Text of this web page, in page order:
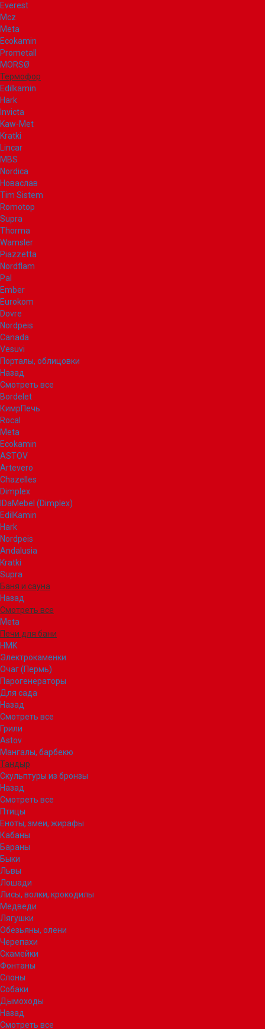
Everest
Mcz
Meta
Ecokamin
Prometall
MORSØ
Термофор
Edilkamin
Hark
Invicta
Kaw-Met
Kratki
Lincar
MBS
Nordica
Новаслав
Tim Sistem
Romotop
Supra
Thorma
Wamsler
Piazzetta
Nordflam
Pal
Ember
Eurokom
Dovre
Nordpeis
Canada
Vesuvi
Порталы, облицовки
Назад
Смотреть все
Bordelet
КимрПечь
Rocal
Meta
Ecokamin
ASTOV
Artevero
Chazelles
Dimplex
IDaMebel (Dimplex)
EdilKamin
Hark
Nordpeis
Andalusia
Kratki
Supra
Баня и сауна
Назад
Смотреть все
Meta
Печи для бани
НМК
Электрокаменки
Очаг (Пермь)
Парогенераторы
Для сада
Назад
Смотреть все
Грили
Astov
Мангалы, барбекю
Тандыр
Скульптуры из бронзы
Назад
Смотреть все
Птицы
Еноты, змеи, жирафы
Кабаны
Бараны
Быки
Львы
Лошади
Лисы, волки, крокодилы
Медведи
Лягушки
Обезьяны, олени
Черепахи
Скамейки
Фонтаны
Слоны
Собаки
Дымоходы
Назад
Смотреть все